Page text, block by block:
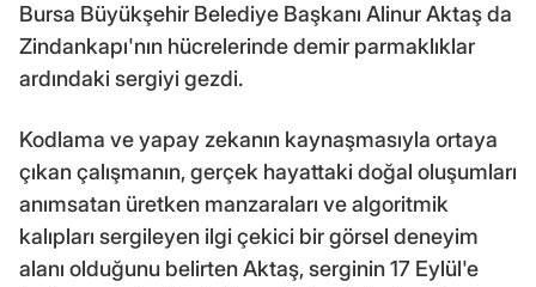
Bursa Büyükşehir Belediye Başkanı Alinur Aktaş da
Zindankapı'nın hücrelerinde demir parmaklıklar
ardındaki sergiyi gezdi.
Kodlama ve yapay zekanın kaynaşmasıyla ortaya
çıkan çalışmanın, gerçek hayattaki doğal oluşumları
anımsatan üretken manzaraları ve algoritmik
kalıpları sergileyen ilgi çekici bir görsel deneyim
alanı olduğunu belirten Aktaş, serginin 17 Eylül'e